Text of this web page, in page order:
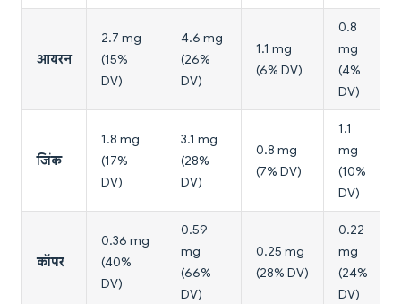
आयरन
2.7 mg
(15%
DV)
4.6 mg
(26%
DV)
1.1 mg
(6% DV)
0.8
mg
(4%
DV)
जिंक
1.8 mg
(17%
DV)
3.1 mg
(28%
DV)
0.8 mg
(7% DV)
1.1
mg
(10%
DV)
कॉपर
0.36 mg
(40%
DV)
0.59
mg
(66%
DV)
0.25 mg
(28% DV)
0.22
mg
(24%
DV)